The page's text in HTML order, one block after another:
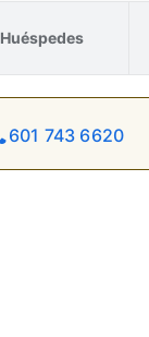
Huéspedes
601 743 6620